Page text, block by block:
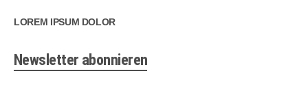
LOREM IPSUM DOLOR
Newsletter abonnieren